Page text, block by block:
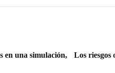
en una simulación,
Los riesgos